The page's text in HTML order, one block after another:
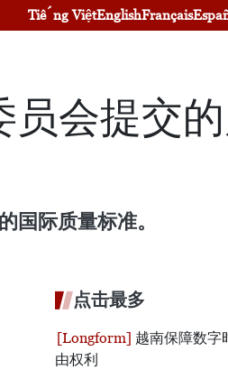
Tiếng ViệtEnglishFrançais
员会提交
国际质量标准。
点击最多
越南保障数字
由权利